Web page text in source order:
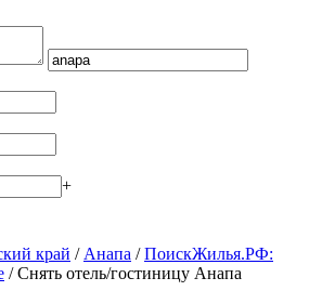
+
край / Анапа /ПоискЖилья.РФ:
/ Снять отель/гостиницу Анапа